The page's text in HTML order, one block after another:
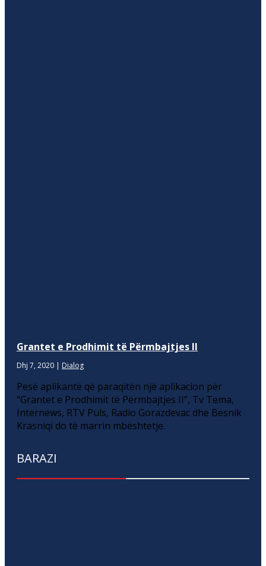
Grantet e Prodhimit të Përmbajtjes II
Dhj 7, 2020 | Dialog
Pesë aplikantë që paraqitën një aplikacion për
“Grantet e Prodhimit të Përmbajtjes II”, Tv Tema,
Internews, RTV Puls, Radio Gorazdevac dhe Besnik
Krasniqi do të marrin mbështetje.
BARAZI